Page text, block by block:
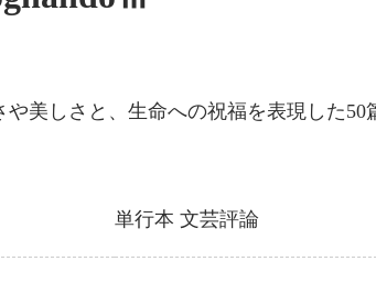
や美しさと、生命への祝福を表現した50
単行本 文芸評論